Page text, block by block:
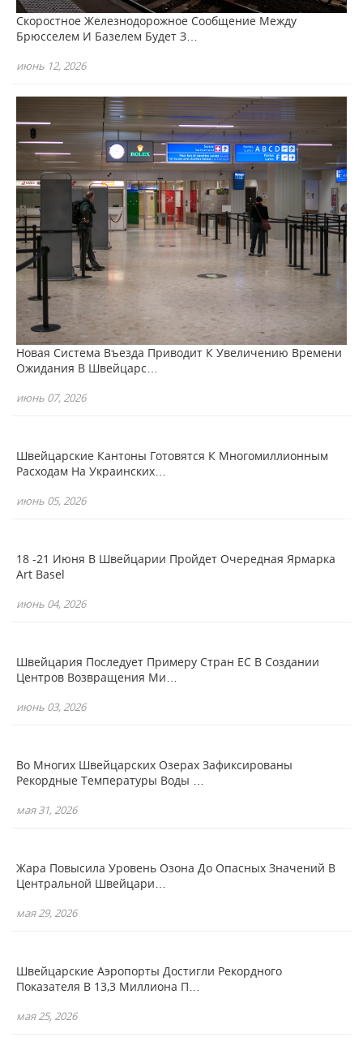
Скоростное Железнодорожное Сообщение Между
Брюсселем И Базелем Будет З…
июнь 12, 2026
Новая Система Въезда Приводит К Увеличению Времени
Ожидания В Швейцарс…
июнь 07, 2026
Швейцарские Кантоны Готовятся К Многомиллионным
Расходам На Украинских…
июнь 05, 2026
18 -21 Июня В Швейцарии Пройдет Очередная Ярмарка
Art Basel
июнь 04, 2026
Швейцария Последует Примеру Стран ЕС В Создании
Центров Возвращения Ми…
июнь 03, 2026
Во Многих Швейцарских Озерах Зафиксированы
Рекордные Температуры Воды …
мая 31, 2026
Жара Повысила Уровень Озона До Опасных Значений В
Центральной Швейцари…
мая 29, 2026
Швейцарские Аэропорты Достигли Рекордного
Показателя В 13,3 Миллиона П…
мая 25, 2026